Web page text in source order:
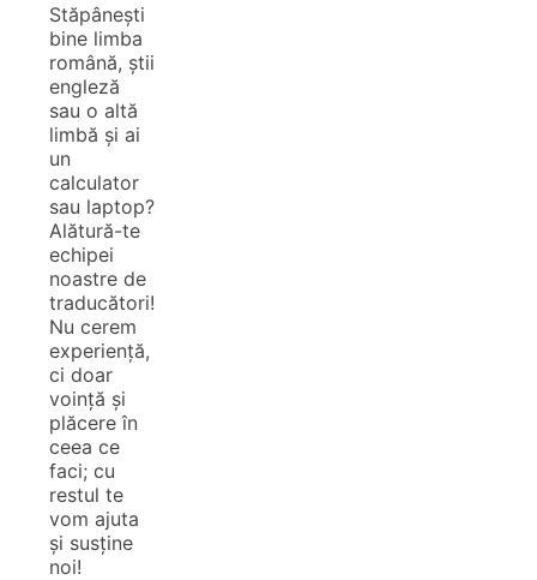
Stăpânești
bine limba
română, știi
engleză
sau o altă
limbă și ai
un
calculator
sau laptop?
Alătură-te
echipei
noastre de
traducători!
Nu cerem
experiență,
ci doar
voință și
plăcere în
ceea ce
faci; cu
restul te
vom ajuta
și susține
noi!